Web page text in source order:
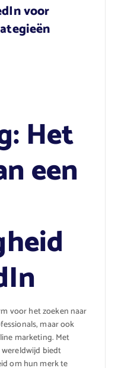
voor
Het
een
voor het zoeken naar
maar ook
marketing. Met
biedt
om hun merk te